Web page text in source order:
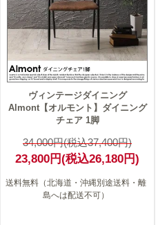
ヴィンテージダイニング
Almont【オルモント】ダイニング
チェア 1脚
34,000円(税込37,400円)
23,800円(税込26,180円)
送料無料（北海道・沖縄別途送料・離
島へは配送不可）